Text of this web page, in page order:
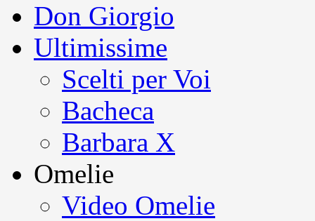
Don Giorgio
Ultimissime
Scelti per Voi
Bacheca
Barbara X
Omelie
Video Omelie